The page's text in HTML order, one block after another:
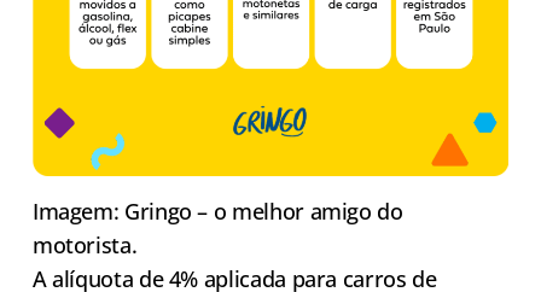
Imagem: Gringo – o melhor amigo do
motorista.
A alíquota de 4% aplicada para carros de